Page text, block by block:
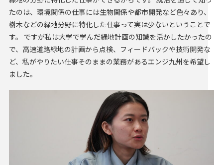
たのは、環境関係の仕事には生物関係や都市開発など色々あり、
樹木などの緑地分野に特化した仕事って実は少ないということで
す。 ですが私は大学で学んだ緑地計画の知識を活かしたかったの
で、高速道路緑地の計画から点検、フィードバックや技術開発な
ど、私がやりたい仕事そのままの業務があるエンジ九州を希望し
ました。